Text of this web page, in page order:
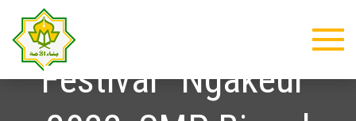
content
Profesional, Terkemuka,
Pelayanan Jasa
Pendidikan, Kesehatan
Festival “Ngakeul”